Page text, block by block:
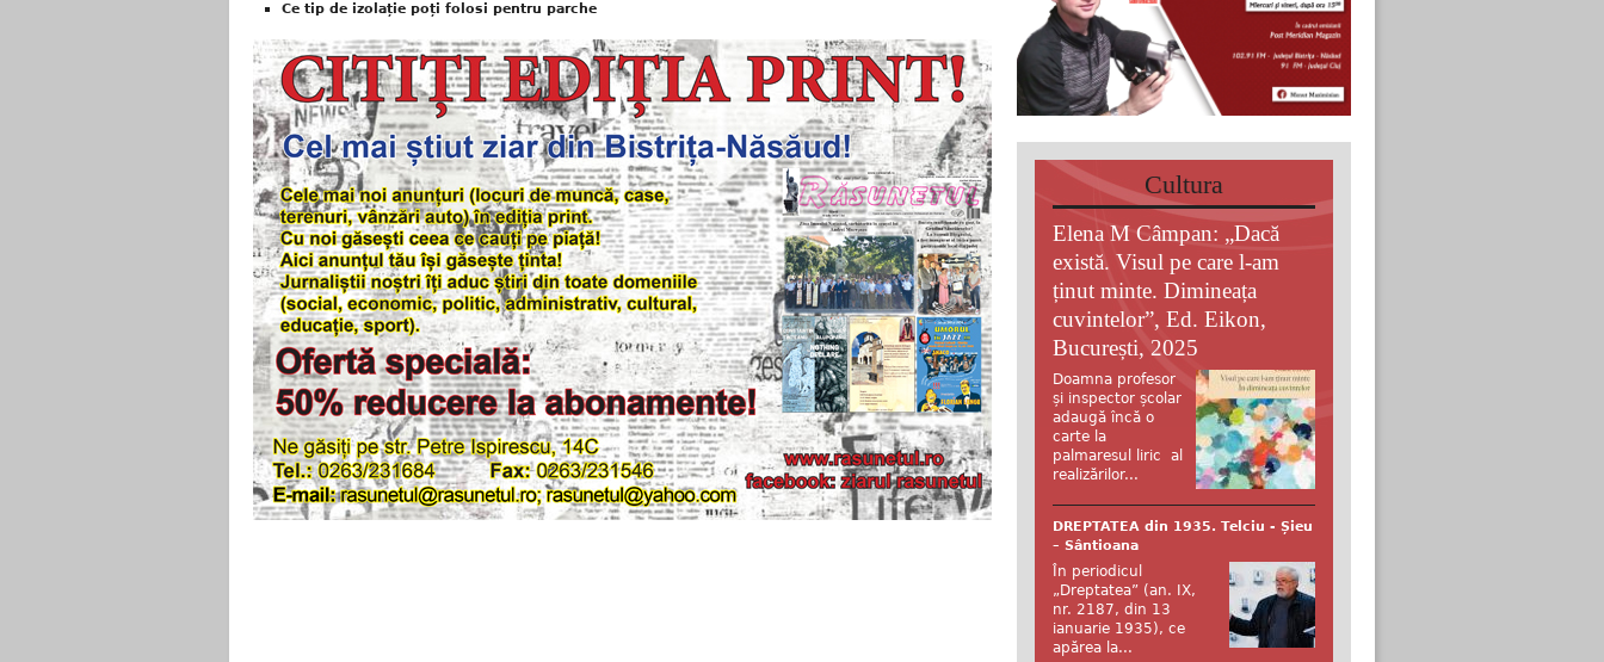
Ce tip de izolație poți folosi pentru parche
Cultura
Elena M Câmpan: „Dacă
există. Visul pe care l-am
ținut minte. Dimineața
cuvintelor”, Ed. Eikon,
București, 2025
Doamna profesor
și inspector școlar
adaugă încă o
carte la
palmaresul liric al
realizărilor...
DREPTATEA din 1935. Telciu - Șieu
– Sântioana
În periodicul
„Dreptatea” (an. IX,
nr. 2187, din 13
ianuarie 1935), ce
apărea la...